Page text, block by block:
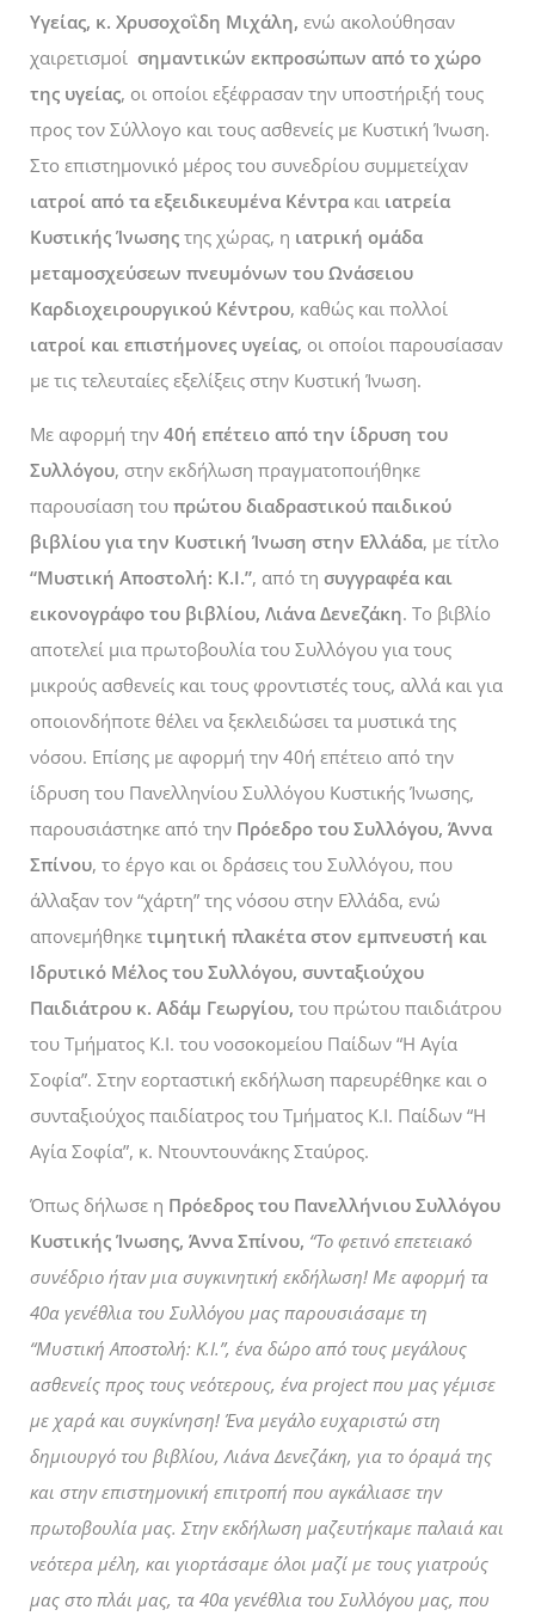
Υγείας, κ. Χρυσοχοΐδη Μιχάλη, ενώ ακολούθησαν
χαιρετισμοί σημαντικών εκπροσώπων από το χώρο
της υγείας, οι οποίοι εξέφρασαν την υποστήριξή τους
προς τον Σύλλογο και τους ασθενείς με Κυστική Ίνωση.
Στο επιστημονικό μέρος του συνεδρίου συμμετείχαν
ιατροί από τα εξειδικευμένα Κέντρα και ιατρεία
Κυστικής Ίνωσης της χώρας, η ιατρική ομάδα
μεταμοσχεύσεων πνευμόνων του Ωνάσειου
Καρδιοχειρουργικού Κέντρου, καθώς και πολλοί
ιατροί και επιστήμονες υγείας, οι οποίοι παρουσίασαν
με τις τελευταίες εξελίξεις στην Κυστική Ίνωση.
Με αφορμή την 40ή επέτειο από την ίδρυση του
Συλλόγου, στην εκδήλωση πραγματοποιήθηκε
παρουσίαση του πρώτου διαδραστικού παιδικού
βιβλίου για την Κυστική Ίνωση στην Ελλάδα, με τίτλο
“Μυστική Αποστολή: Κ.Ι.”, από τη συγγραφέα και
εικονογράφο του βιβλίου, Λιάνα Δενεζάκη. Το βιβλίο
αποτελεί μια πρωτοβουλία του Συλλόγου για τους
μικρούς ασθενείς και τους φροντιστές τους, αλλά και για
οποιονδήποτε θέλει να ξεκλειδώσει τα μυστικά της
νόσου. Επίσης με αφορμή την 40ή επέτειο από την
ίδρυση του Πανελληνίου Συλλόγου Κυστικής Ίνωσης,
παρουσιάστηκε από την Πρόεδρο του Συλλόγου, Άννα
Σπίνου, το έργο και οι δράσεις του Συλλόγου, που
άλλαξαν τον “χάρτη” της νόσου στην Ελλάδα, ενώ
απονεμήθηκε τιμητική πλακέτα στον εμπνευστή και
Ιδρυτικό Μέλος του Συλλόγου, συνταξιούχου
Παιδιάτρου κ. Αδάμ Γεωργίου, του πρώτου παιδιάτρου
του Τμήματος Κ.Ι. του νοσοκομείου Παίδων “Η Αγία
Σοφία”. Στην εορταστική εκδήλωση παρευρέθηκε και ο
συνταξιούχος παιδίατρος του Τμήματος Κ.Ι. Παίδων “Η
Αγία Σοφία”, κ. Ντουντουνάκης Σταύρος.
Όπως δήλωσε η Πρόεδρος του Πανελλήνιου Συλλόγου
Κυστικής Ίνωσης, Άννα Σπίνου, “Το φετινό επετειακό
συνέδριο ήταν μια συγκινητική εκδήλωση! Με αφορμή τα
40α γενέθλια του Συλλόγου μας παρουσιάσαμε τη
“Μυστική Αποστολή: Κ.Ι.”, ένα δώρο από τους μεγάλους
ασθενείς προς τους νεότερους, ένα project που μας γέμισε
με χαρά και συγκίνηση! Ένα μεγάλο ευχαριστώ στη
δημιουργό του βιβλίου, Λιάνα Δενεζάκη, για το όραμά της
και στην επιστημονική επιτροπή που αγκάλιασε την
πρωτοβουλία μας. Στην εκδήλωση μαζευτήκαμε παλαιά και
νεότερα μέλη, και γιορτάσαμε όλοι μαζί με τους γιατρούς
μας στο πλάι μας, τα 40α γενέθλια του Συλλόγου μας, που